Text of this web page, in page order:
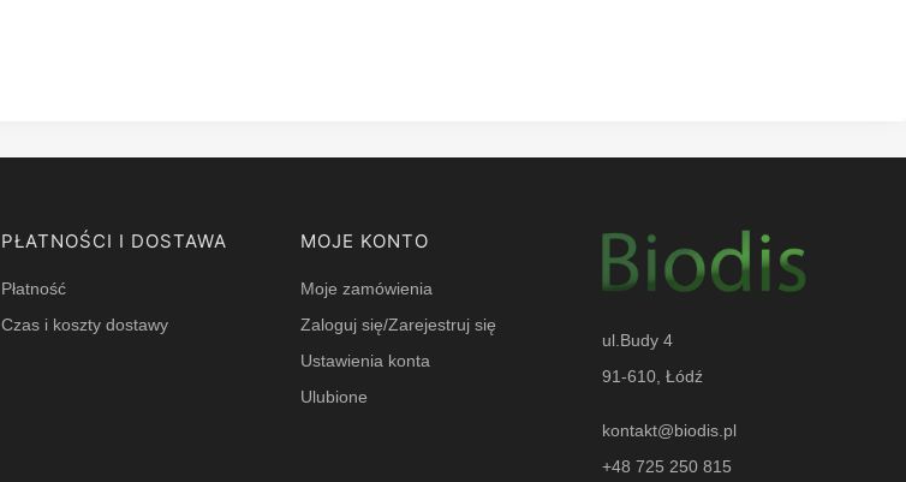
PŁATNOŚCI I DOSTAWA
Płatność
Czas i koszty dostawy
MOJE KONTO
Moje zamówienia
Zaloguj się/Zarejestruj się
Ustawienia konta
Ulubione
ul.Budy 4
91-610, Łódź
kontakt@biodis.pl
+48 725 250 815